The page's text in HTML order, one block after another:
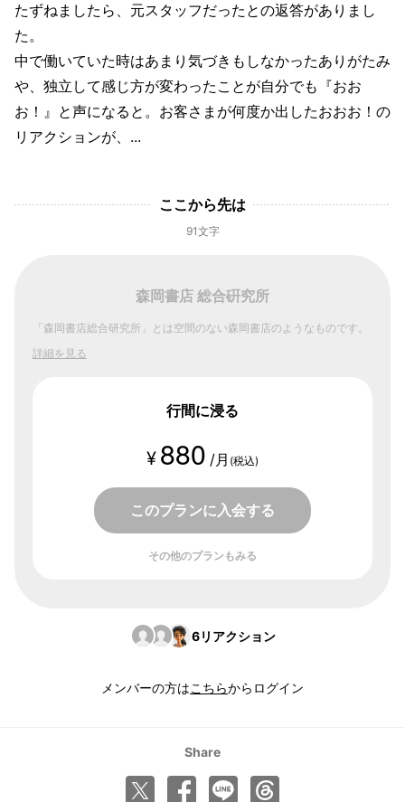
たずねましたら、元スタッフだったとの返答がありまし
た。
中で働いていた時はあまり気づきもしなかったありがたみ
や、独立して感じ方が変わったことが自分でも『おお
お！』と声になると。お客さまが何度か出したおおお！の
リアクションが、...
ここから先は
91文字
森岡書店 総合硏究所
「森岡書店総合研究所」とは空間のない森岡書店のようなものです。
詳細を見る
行間に浸る
¥ 880 /月 (税込)
このプランに入会する
その他のプランもみる
6リアクション
メンバーの方はこちらからログイン
Share